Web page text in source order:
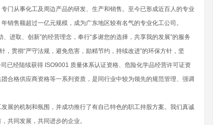
门从事化工及周边产品的研发、生产和销售。至今已形成近百人的专业
销售额超过一亿元规模，成为广东地区较有名气的专业化工公司。
进取、创新”的经营理念，奉行“多谢您的选择，共享我的发展”的服务
，贯彻“严守法规，避免危害，励精节约，持续改进”的环保方针，坚
已经陆续获得 ISO9001 质量体系认证资格、危险化学品经营许可证资
合格供应商资格等一系列资质，是同行业中较为领先的规范管理、强调
展的机制和氛围，并成功推行了有自己特色的职工持股方案。我们真诚
共同发展，共同进步的企业。